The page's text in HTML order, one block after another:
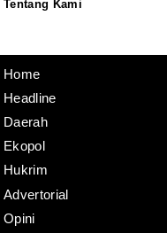
Tentang Kami
Home
Headline
Daerah
Ekopol
Hukrim
Advertorial
Opini